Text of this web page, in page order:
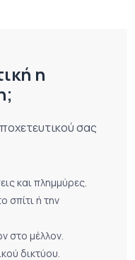
η
σας
και πλημμύρες.
σπίτι ή την
στο μέλλον.
δικτύου.